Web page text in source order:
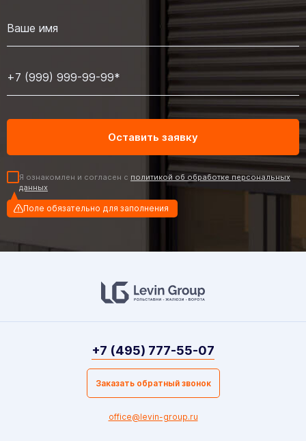
Я ознакомлен и согласен с политикой об обработке персональных
данных
Поле обязательно для заполнения
+7 (495) 777-55-07
Заказать обратный звонок
office@levin-group.ru